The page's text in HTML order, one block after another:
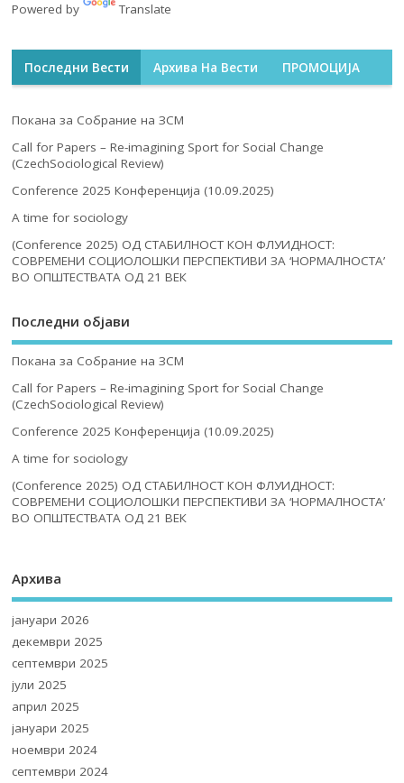
Powered by Translate
Последни Вести Архива На Вести ПРОМОЦИЈА
Покана за Собрание на ЗСМ
Call for Papers – Re-imagining Sport for Social Change
(CzechSociological Review)
Conference 2025 Конференција (10.09.2025)
A time for sociology
(Conference 2025) ОД СТАБИЛНОСТ КОН ФЛУИДНОСТ:
СОВРЕМЕНИ СОЦИОЛОШКИ ПЕРСПЕКТИВИ ЗА ‘НОРМАЛНОСТА’
ВО ОПШТЕСТВАТА ОД 21 ВЕК
Последни објави
Покана за Собрание на ЗСМ
Call for Papers – Re-imagining Sport for Social Change
(CzechSociological Review)
Conference 2025 Конференција (10.09.2025)
A time for sociology
(Conference 2025) ОД СТАБИЛНОСТ КОН ФЛУИДНОСТ:
СОВРЕМЕНИ СОЦИОЛОШКИ ПЕРСПЕКТИВИ ЗА ‘НОРМАЛНОСТА’
ВО ОПШТЕСТВАТА ОД 21 ВЕК
Архива
јануари 2026
декември 2025
септември 2025
јули 2025
април 2025
јануари 2025
ноември 2024
септември 2024